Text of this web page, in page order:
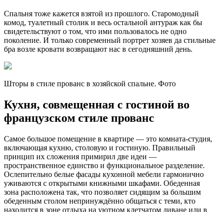
Спальня тоже кажется взятой из прошлого. Старомодный
комод, туалетный столик и весь остальной антураж как бы
свидетельствуют о том, что ими пользовалось не одно
поколение. И только современный портрет хозяев да стильные
бра возле кровати возвращают нас в сегодняшний день.
Шторы в стиле прованс в хозяйской спальне. Фото
Кухня, совмещенная с гостиной во
французском стиле прованс
Самое большое помещение в квартире — это комната-студия,
включающая кухню, столовую и гостиную. Правильный
принцип их сложения примирил две идеи —
пространственное единство и функциональное разделение.
Ослепительно белые фасады кухонной мебели гармонично
уживаются с открытыми книжными шкафами. Обеденная
зона расположена так, что позволяет сидящим за большим
обеденным столом непринуждённо общаться с теми, кто
находится в зоне отдыха на уютном клетчатом диване или в